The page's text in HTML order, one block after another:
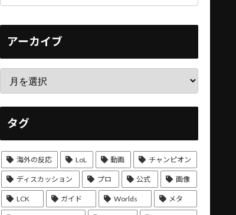
アーカイブ
タグ
海外の反応 LoL 動画 チャンピオン
ディスカッション プロ 公式 画像
LCK ガイド Worlds メタ